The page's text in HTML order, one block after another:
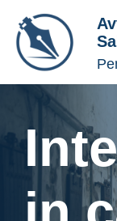
Vai
al
contenuto